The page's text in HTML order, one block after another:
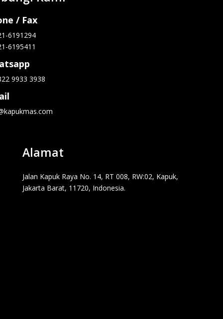
/ Fax
6191294
6195411
9933 3938
Alamat
Jalan Kapuk Raya No. 14, RT 008, RW:02, Kapuk,
Jakarta Barat, 11720, Indonesia.